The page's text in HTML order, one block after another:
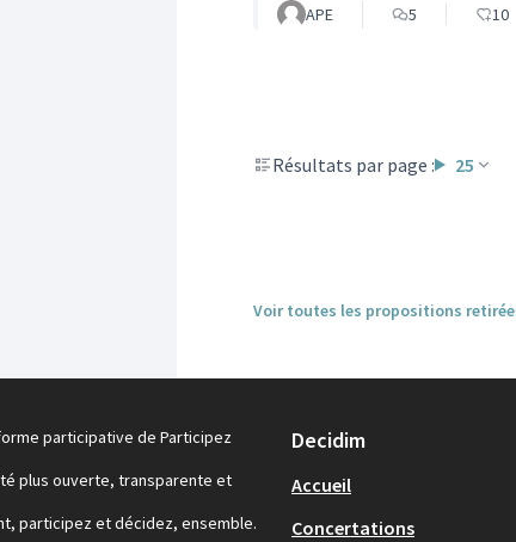
APE 5 10
Résultats par page : 25
Voir toutes les propositions
participative de Participez
plus ouverte, transparente et
participez et décidez, ensemble.
Decidim
Accueil
Concertations